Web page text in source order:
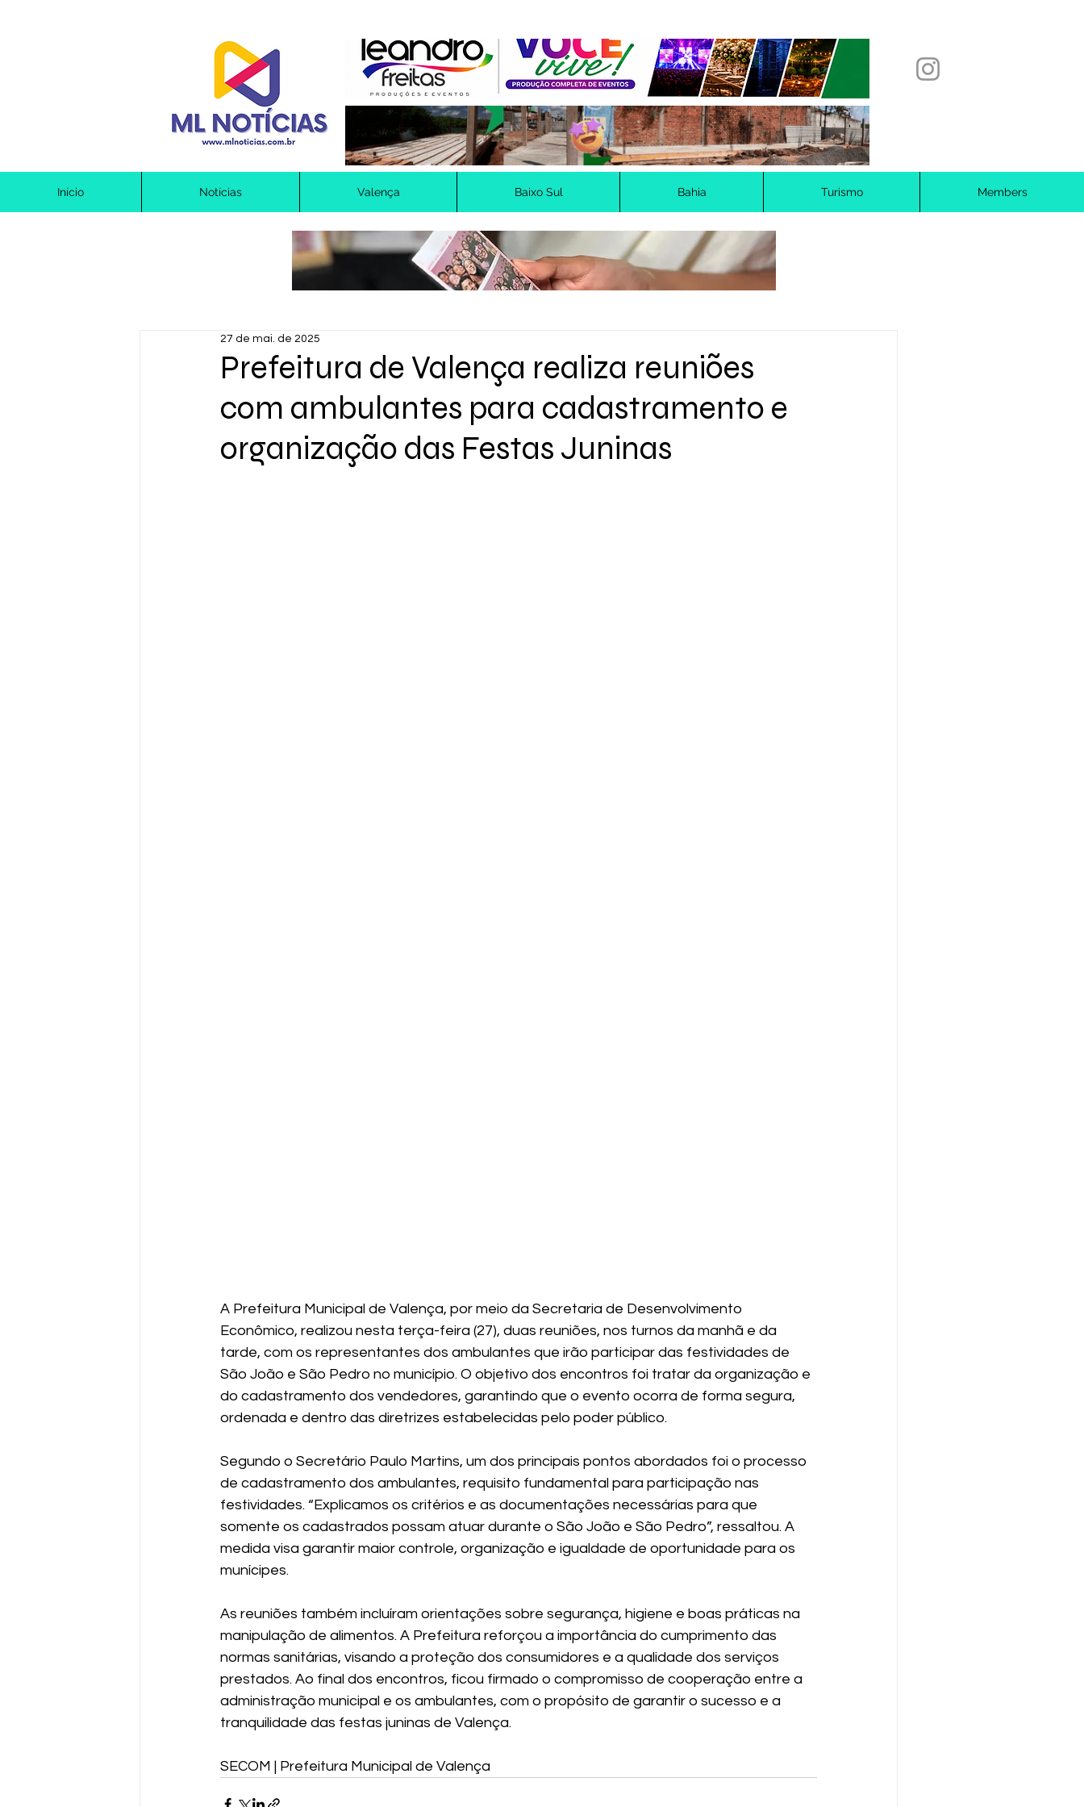
Início Notícias Valença Baixo Sul Bahia Turismo Members
Prefeitura de Valença realiza reuniões
com ambulantes para cadastramento e
organização das Festas Juninas
27 de mai. de 2025
A Prefeitura Municipal de Valença, por meio da Secretaria de Desenvolvimento
Econômico, realizou nesta terça-feira (27), duas reuniões, nos turnos da manhã e da
tarde, com os representantes dos ambulantes que irão participar das festividades de
São João e São Pedro no município. O objetivo dos encontros foi tratar da organização e
do cadastramento dos vendedores, garantindo que o evento ocorra de forma segura,
ordenada e dentro das diretrizes estabelecidas pelo poder público.
Segundo o Secretário Paulo Martins, um dos principais pontos abordados foi o processo
de cadastramento dos ambulantes, requisito fundamental para participação nas
festividades. “Explicamos os critérios e as documentações necessárias para que
somente os cadastrados possam atuar durante o São João e São Pedro”, ressaltou. A
medida visa garantir maior controle, organização e igualdade de oportunidade para os
munícipes.
As reuniões também incluíram orientações sobre segurança, higiene e boas práticas na
manipulação de alimentos. A Prefeitura reforçou a importância do cumprimento das
normas sanitárias, visando a proteção dos consumidores e a qualidade dos serviços
prestados. Ao final dos encontros, ficou firmado o compromisso de cooperação entre a
administração municipal e os ambulantes, com o propósito de garantir o sucesso e a
tranquilidade das festas juninas de Valença.
SECOM | Prefeitura Municipal de Valença